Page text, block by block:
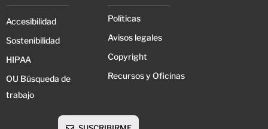
Accesibilidad
Sostenibilidad
HIPAA
OU Búsqueda de
trabajo
Políticas
Avisos legales
Copyright
Recursos y Oficinas